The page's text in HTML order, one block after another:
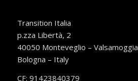
Transition Italia
p.zza Libertà, 2
40050 Monteveglio – Valsamoggia
Bologna – Italy
CF: 91423840379